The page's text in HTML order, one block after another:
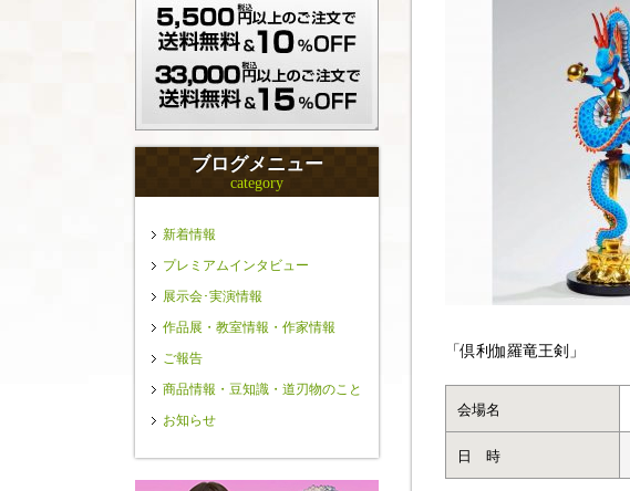
「倶利伽羅竜王剣」
会場名
日 時
ブログメニュー
category
新着情報
プレミアムインタビュー
展示会･実演情報
作品展・教室情報・作家情報
ご報告
商品情報・豆知識・道刃物のこと
お知らせ